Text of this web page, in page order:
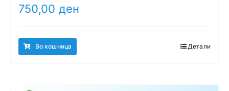
750,00 ден
Во кошница Детали